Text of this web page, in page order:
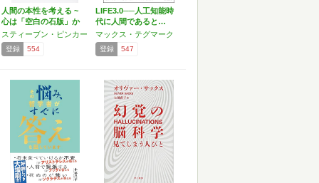
人間の本性を考える ~
心は「空白の石版」か
…
スティーブン・ピンカー
登録 554
LIFE3.0──人工知能時
代に人間であると…
マックス・テグマーク
登録 547